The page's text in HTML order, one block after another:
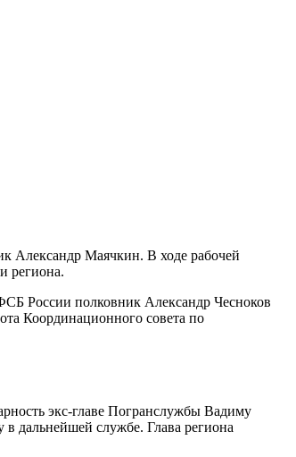
Александр Маячкин. В ходе рабочей
региона.
России полковник Александр Чесноков
Координационного совета по
экс-главе Погранслужбы Вадиму
дальнейшей службе. Глава региона